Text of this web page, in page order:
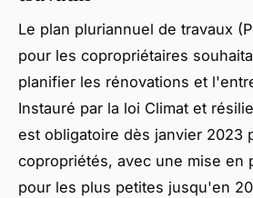
Le plan pluriannuel de travaux
pour les copropriétaires
planifier les rénovations et
Instauré par la loi Climat et
est obligatoire dès janvier 2023
copropriétés, avec une mise en
pour les plus petites jusqu'en